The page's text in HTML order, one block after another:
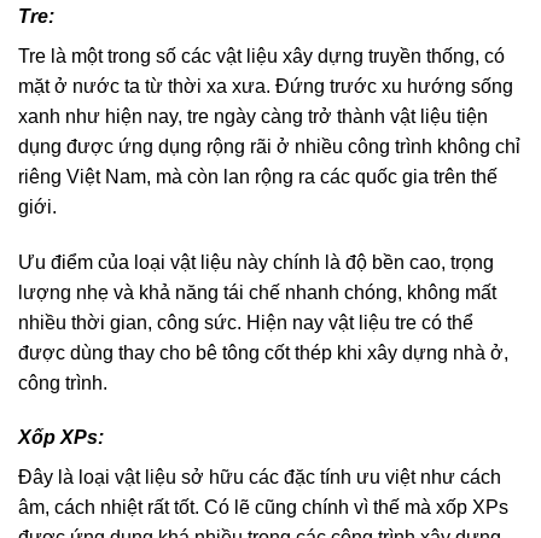
Tre:
Tre là một trong số các vật liệu xây dựng truyền thống, có
mặt ở nước ta từ thời xa xưa. Đứng trước xu hướng sống
xanh như hiện nay, tre ngày càng trở thành vật liệu tiện
dụng được ứng dụng rộng rãi ở nhiều công trình không chỉ
riêng Việt Nam, mà còn lan rộng ra các quốc gia trên thế
giới.
Ưu điểm của loại vật liệu này chính là độ bền cao, trọng
lượng nhẹ và khả năng tái chế nhanh chóng, không mất
nhiều thời gian, công sức. Hiện nay vật liệu tre có thể
được dùng thay cho bê tông cốt thép khi xây dựng nhà ở,
công trình.
Xốp XPs:
Đây là loại vật liệu sở hữu các đặc tính ưu việt như cách
âm, cách nhiệt rất tốt. Có lẽ cũng chính vì thế mà xốp XPs